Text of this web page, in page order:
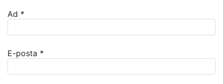
Ad *
E-posta *